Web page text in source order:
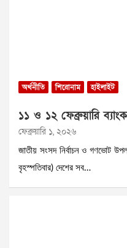
অর্থনীতি শিরোনাম হাইলাইট
১১ ও ১২ ফেব্রুয়ারি
ফেব্রুয়ারি ১, ২০২৬
জাতীয় সংসদ নির্বাচন ও গণভোট
বৃহস্পতিবার) দেশের সব…